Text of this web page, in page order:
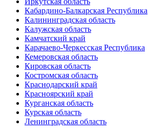
Кабардино-Балкарская Республика
Калининградская область
Калужская область
Камчатский край
Карачаево-Черкесская Республика
Кемеровская область
Кировская область
Костромская область
Краснодарский край
Красноярский край
Курганская область
Курская область
Ленинградская область